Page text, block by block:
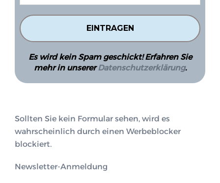
Es wird kein Spam geschickt! Erfahren Sie
mehr in unsererDatenschutzerklärung.
Sollten Sie kein Formular sehen, wird es
wahrscheinlich durch einen Werbeblocker
blockiert.
Newsletter-Anmeldung